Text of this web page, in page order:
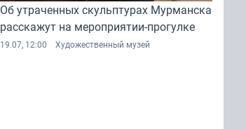
Об утраченных скульптурах Мурманска
расскажут на мероприятии-прогулке
19.07, 12:00 Художественный музей